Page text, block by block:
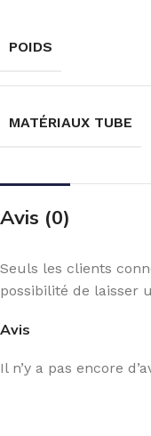
POIDS
MATÉRIAUX TUBE
Avis (0)
Avis
Il n’y a pas encore
Seuls les clients
possibilité de laisser